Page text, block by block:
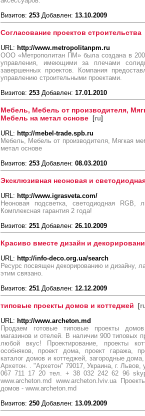
Визитов: 253 Добавлен: 13.10.2009
Согласование проектов строительства
URL: http://www.metropolitanpm.ru
ООО «Метрополитан ПМ» была создана в
управления, имеющими за плечами
завершенных проектов. Компания
управлению строительными проектами.
Визитов: 253 Добавлен: 17.01.2010
Мебель, Мебель от производителя,
Мебель на метал основе [ru]
URL: http://mebel-trade.spb.ru
Мебель, Мебель от производителя, Мягкая
метал основе
Визитов: 253 Добавлен: 08.03.2010
Эксклюзивная неоновая и
URL: http://www.igrasveta.com/
Неоновая подсветка, светодиодная RGB,
Комплексная гарантия 2 года!
Визитов: 251 Добавлен: 26.10.2009
Красиво вместе дизайн и
URL: http://info-deco.org.ua/search
Ресурс посвящен декорированию и дизайну,
этим связано.
Визитов: 251 Добавлен: 12.12.2009
типовые проекты домов и коттеджей [
URL: http://www.archeton.md
Продаем готовые типовые проекты
магазинов и отелей. В наличии 900 типовых
любой вкус! Проектирование, проекты
особняков, проект дома, проект гаража,
каталог домов и коттеджей, загородные
Архетон. . "Архетон" 79017, Украина, г.
067 711 17 20 тел. + 38 032 242 62 96
www.archeton.md www.archeton.lviv.ua
домов - www.archeton.md
Визитов: 250 Добавлен: 13.09.2009